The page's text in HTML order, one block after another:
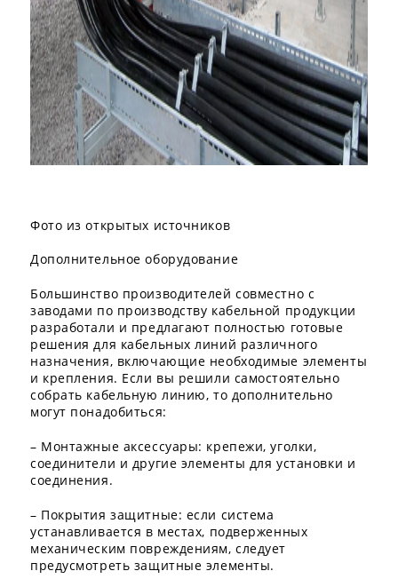
Фото из открытых источников
Дополнительное оборудование
Большинство производителей совместно с
заводами по производству кабельной продукции
разработали и предлагают полностью готовые
решения для кабельных линий различного
назначения, включающие необходимые элементы
и крепления. Если вы решили самостоятельно
собрать кабельную линию, то дополнительно
могут понадобиться:
– Монтажные аксессуары: крепежи, уголки,
соединители и другие элементы для установки и
соединения.
– Покрытия защитные: если система
устанавливается в местах, подверженных
механическим повреждениям, следует
предусмотреть защитные элементы.